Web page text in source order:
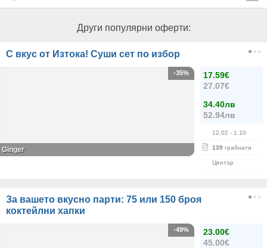
Други популярни оферти:
С вкус от Изтока! Суши сет по избор
17.59€
27.07€
34.40лв
52.94лв
12.02 - 1.10
139 грабнати
Център
-35%
Ginger
За вашето вкусно парти: 75 или 150 броя
коктейлни хапки
23.00€
45.00€
-49%